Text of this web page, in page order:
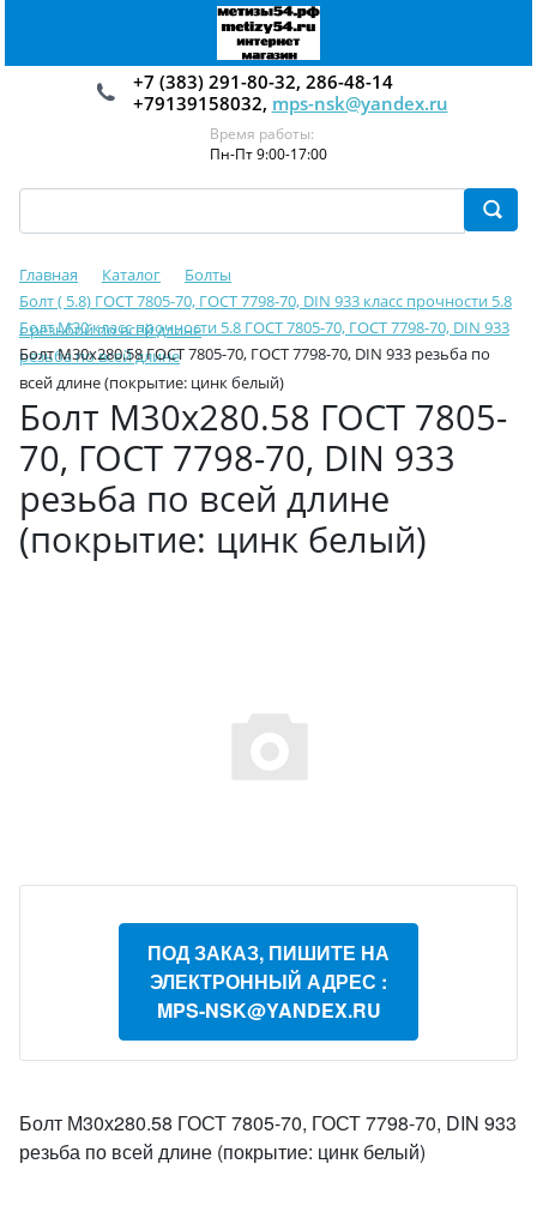
+7 (383) 291-80-32, 286-48-14
+79139158032, mps-nsk@yandex.ru
Время работы:
Пн-Пт 9:00-17:00
Главная Каталог
Болты
Болт ( 5.8) ГОСТ 7805-70, ГОСТ 7798-70, DIN 933 класс прочности 5.8
с резьбой по всей длине
Болт М30 класс прочности 5.8 ГОСТ 7805-70, ГОСТ 7798-70, DIN 933
резьба по всей длине
Болт М30х280.58 ГОСТ 7805-70, ГОСТ 7798-70, DIN 933 резьба по
всей длине (покрытие: цинк белый)
Болт М30х280.58 ГОСТ 7805-
70, ГОСТ 7798-70, DIN 933
резьба по всей длине
(покрытие: цинк белый)
ПОД ЗАКАЗ, ПИШИТЕ НА
ЭЛЕКТРОННЫЙ АДРЕС :
MPS-NSK@YANDEX.RU
Болт М30х280.58 ГОСТ 7805-70, ГОСТ 7798-70, DIN 933
резьба по всей длине (покрытие: цинк белый)